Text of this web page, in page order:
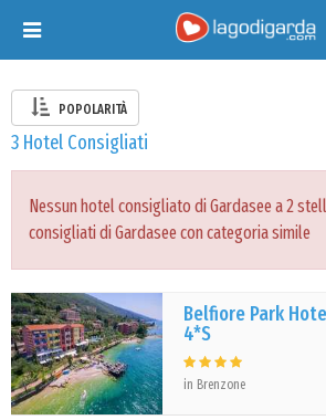
Toggle
navigation
POPOLARITÀ
3 Hotel Consigliati
Nessun hotel consigliato di Gardasee a 2
consigliati di Gardasee con categoria simile
Belfiore Park
4*S
in Brenzone